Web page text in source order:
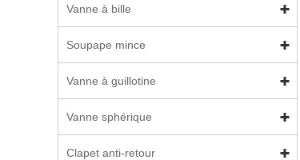
Vanne à bille
Soupape mince
Vanne à guillotine
Vanne sphérique
Clapet anti-retour